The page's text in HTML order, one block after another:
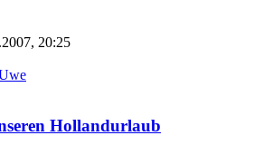
20:25
Hollandurlaub